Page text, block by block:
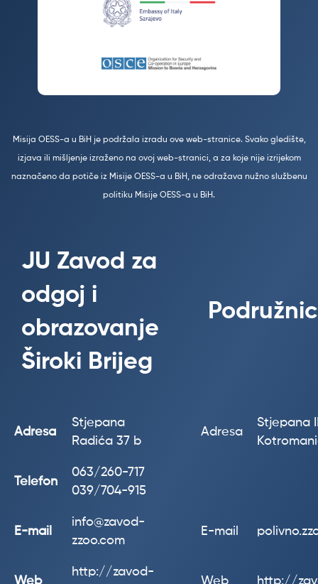
Misija OESS-a u BiH je podržala izradu ove web-stranice. Svako gledište,
izjava ili mišljenje izraženo na ovoj web-stranici, a za koje nije izrijekom
naznačeno da potiče iz Misije OESS-a u BiH, ne odražava nužno službenu
politiku Misije OESS-a u BiH.
JU Zavod za
odgoj i
obrazovanje
Široki Brijeg
Adresa
Stjepana
Radića 37 b
Adresa
Stjepana
Telefon
063/260-717
039/704-915
E-mail
info@zavod-
zzoo.com
E-mail
Web
http://zavod-
Web http://